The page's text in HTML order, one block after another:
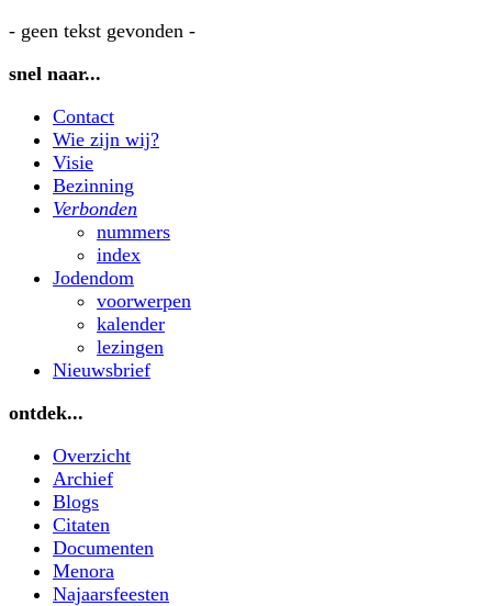
- geen tekst gevonden -
snel naar...
Contact
Wie zijn wij?
Visie
Bezinning
Verbonden
nummers
index
Jodendom
voorwerpen
kalender
lezingen
Nieuwsbrief
ontdek...
Overzicht
Archief
Blogs
Citaten
Documenten
Menora
Najaarsfeesten